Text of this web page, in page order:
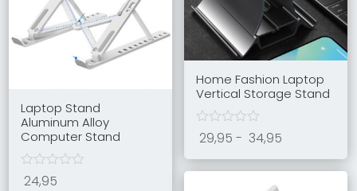
Home Fashion Laptop
Vertical Storage Stand
29,95 - 34,95
29,95
tot
Laptop Stand
Aluminum Alloy
Computer Stand
24,95